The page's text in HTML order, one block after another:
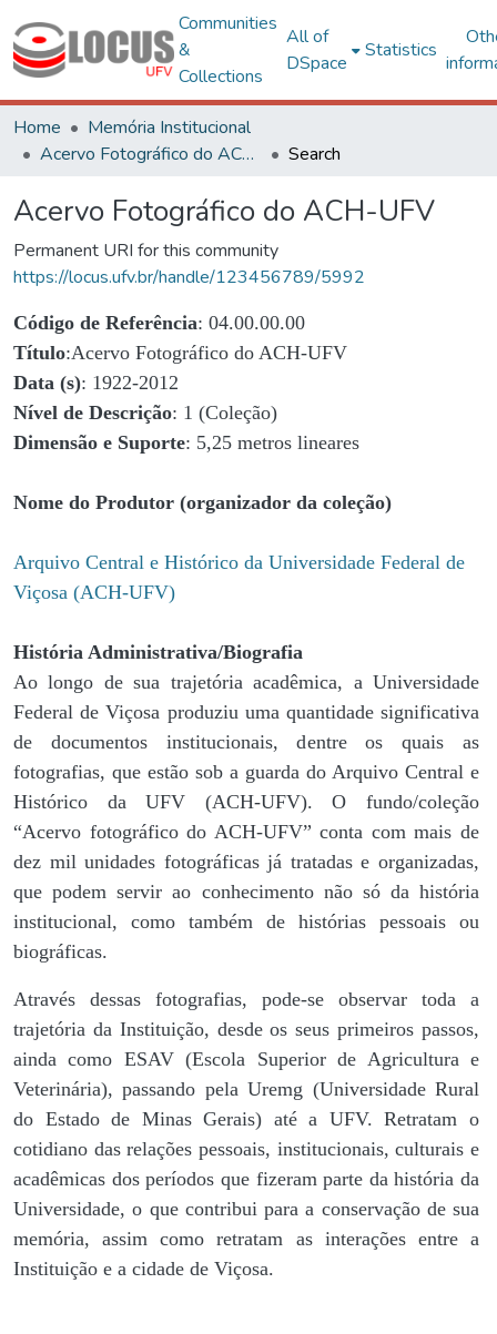
Communities
&
Collections
All of
DSpace
Statistics
Home
Memória Institucional
Acervo Fotográfico do ACH-UFV
Search
Acervo Fotográfico do ACH-UFV
Permanent URI for this community
https://locus.ufv.br/handle/123456789/5992
Código de Referência: 04.00.00.00
Título:Acervo Fotográfico do ACH-UFV
Data (s): 1922-2012
Nível de Descrição: 1 (Coleção)
Dimensão e Suporte: 5,25 metros lineares
Nome do Produtor (organizador da coleção)
Arquivo Central e Histórico da Universidade Federal de
Viçosa (ACH-UFV)
História Administrativa/Biografia
Ao longo de sua trajetória acadêmica, a Universidade
Federal de Viçosa produziu uma quantidade significativa
de documentos institucionais, dentre os quais as
fotografias, que estão sob a guarda do Arquivo Central e
Histórico da UFV (ACH-UFV). O fundo/coleção
“Acervo fotográfico do ACH-UFV” conta com mais de
dez mil unidades fotográficas já tratadas e organizadas,
que podem servir ao conhecimento não só da história
institucional, como também de histórias pessoais ou
biográficas.
Através dessas fotografias, pode-se observar toda a
trajetória da Instituição, desde os seus primeiros passos,
ainda como ESAV (Escola Superior de Agricultura e
Veterinária), passando pela Uremg (Universidade Rural
do Estado de Minas Gerais) até a UFV. Retratam o
cotidiano das relações pessoais, institucionais, culturais e
acadêmicas dos períodos que fizeram parte da história da
Universidade, o que contribui para a conservação de sua
memória, assim como retratam as interações entre a
Instituição e a cidade de Viçosa.